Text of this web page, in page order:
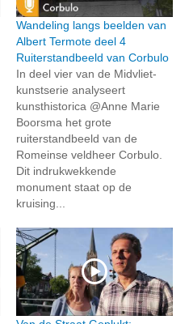
Wandeling langs beelden van
Albert Termote deel 4
Ruiterstandbeeld van Corbulo
In deel vier van de Midvliet-
kunstserie analyseert
kunsthistorica @Anne Marie
Boorsma het grote
ruiterstandbeeld van de
Romeinse veldheer Corbulo.
Dit indrukwekkende
monument staat op de
kruising...